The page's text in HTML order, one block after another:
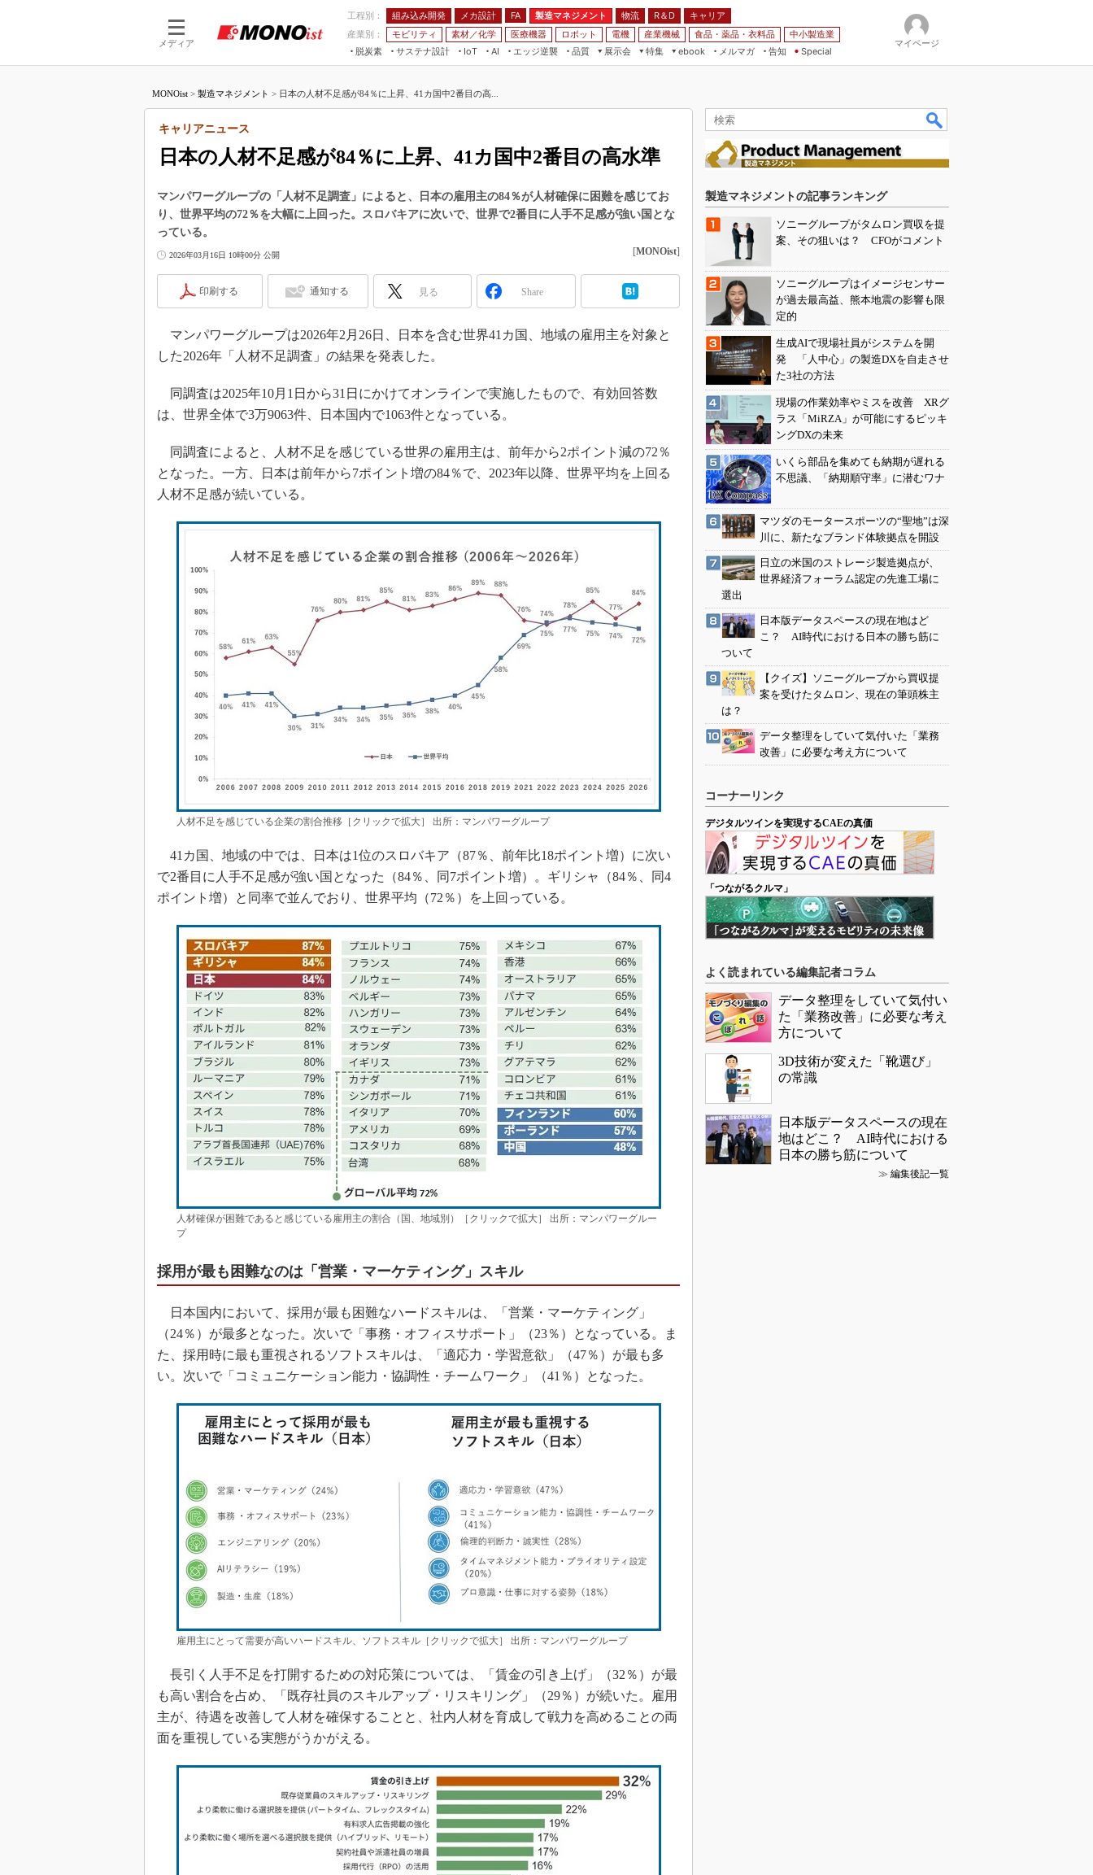
メディア
工程別： 組み込み開発 メカ設計 FA 製造マネジメント 物流 R＆D
キャリア
産業別：
モビリティ 素材／化学 医療機器 ロボット 電機 産業機械 食品・薬品・衣料品
中小製造業
脱炭素
サステナ設計
IoT
つながる工場
AI
AI×設備保全
エッジ逆襲 品質
展示会
JIMTOF
IIFES
ジャパンモビリティショー
スマート工場EXPO
EdgeTech+
日本ものづくりワールド
特集
つながるクルマ
VR／AR
FPGA
組み込み画像技術
車載ソフト開発
無償設計ツール
デジタルツインとCAE
S＆OP
インダストリー4.0
イノベーション
メイドインジャパン
海外生産
グローバル設計・開発
制御セキュリティ
新型コロナへの対応
ebook
FA
素材／化学
メルマガ
告知 Special
マイページ
MONOist > 製造マネジメント > 日本の人材不足感が84％に上昇、41カ国中2番目の高...
日本の人材不足感が84％に上昇、41カ国中2番目の高水準
キャリアニュース
マンパワーグループの「人材不足調査」によると、日本の雇用主の84％が人材確保に困難を感じてお
り、世界平均の72％を大幅に上回った。スロバキアに次いで、世界で2番目に人手不足感が強い国とな
っている。
2026年03月16日 10時00分 公開 [MONOist]
印刷する 通知する 見る Share
マンパワーグループは2026年2月26日、日本を含む世界41カ国、地域の雇用主を対象と
した2026年「人材不足調査」の結果を発表した。
同調査は2025年10月1日から31日にかけてオンラインで実施したもので、有効回答数
は、世界全体で3万9063件、日本国内で1063件となっている。
同調査によると、人材不足を感じている世界の雇用主は、前年から2ポイント減の72％
となった。一方、日本は前年から7ポイント増の84％で、2023年以降、世界平均を上回る
人材不足感が続いている。
人材不足を感じている企業の割合推移［クリックで拡大］ 出所：マンパワーグループ
41カ国、地域の中では、日本は1位のスロバキア（87％、前年比18ポイント増）に次い
で2番目に人手不足感が強い国となった（84％、同7ポイント増）。ギリシャ（84％、同4
ポイント増）と同率で並んでおり、世界平均（72％）を上回っている。
人材確保が困難であると感じている雇用主の割合（国、地域別）［クリックで拡大］ 出所：マンパワーグルー
プ
採用が最も困難なのは「営業・マーケティング」スキル
日本国内において、採用が最も困難なハードスキルは、「営業・マーケティング」
（24％）が最多となった。次いで「事務・オフィスサポート」（23％）となっている。ま
た、採用時に最も重視されるソフトスキルは、「適応力・学習意欲」（47％）が最も多
い。次いで「コミュニケーション能力・協調性・チームワーク」（41％）となった。
雇用主にとって需要が高いハードスキル、ソフトスキル［クリックで拡大］ 出所：マンパワーグループ
長引く人手不足を打開するための対応策については、「賃金の引き上げ」（32％）が最
も高い割合を占め、「既存社員のスキルアップ・リスキリング」（29％）が続いた。雇用
主が、待遇を改善して人材を確保することと、社内人材を育成して戦力を高めることの両
面を重視している実態がうかがえる。
製造マネジメントの記事ランキング
ソニーグループがタムロン買収を提
案、その狙いは？ CFOがコメント
ソニーグループはイメージセンサー
が過去最高益、熊本地震の影響も限
定的
生成AIで現場社員がシステムを開
発 「人中心」の製造DXを自走させ
た3社の方法
現場の作業効率やミスを改善 XRグ
ラス「MiRZA」が可能にするピッキ
ングDXの未来
いくら部品を集めても納期が遅れる
不思議、「納期順守率」に潜むワナ
マツダのモータースポーツの“聖地”は深
川に、新たなブランド体験拠点を開設
日立の米国のストレージ製造拠点が、
世界経済フォーラム認定の先進工場に
選出
日本版データスペースの現在地はど
こ？ AI時代における日本の勝ち筋に
ついて
【クイズ】ソニーグループから買収提
案を受けたタムロン、現在の筆頭株主
は？
データ整理をしていて気付いた「業務
改善」に必要な考え方について
コーナーリンク
デジタルツインを実現するCAEの真価
「つながるクルマ」
よく読まれている編集記者コラム
データ整理をしていて気付い
た「業務改善」に必要な考え
方について
3D技術が変えた「靴選び」
の常識
日本版データスペースの現在
地はどこ？ AI時代における
日本の勝ち筋について
≫ 編集後記一覧